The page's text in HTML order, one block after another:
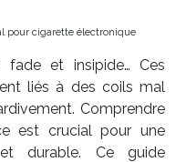
pour cigarette électronique
et insipide… Ces
liés à des coils mal
Comprendre
est crucial pour une
durable. Ce guide